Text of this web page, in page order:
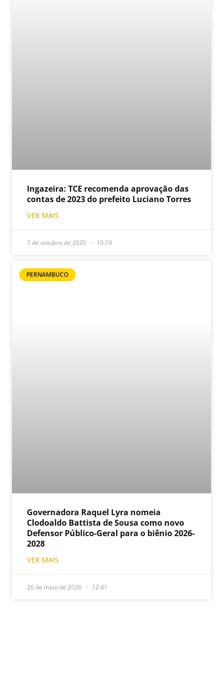
Ingazeira: TCE recomenda aprovação das
contas de 2023 do prefeito Luciano Torres
VER MAIS
7 de outubro de 2025 10:19
PERNAMBUCO
Governadora Raquel Lyra nomeia
Clodoaldo Battista de Sousa como novo
Defensor Público-Geral para o biênio 2026-
2028
VER MAIS
26 de maio de 2026 12:41